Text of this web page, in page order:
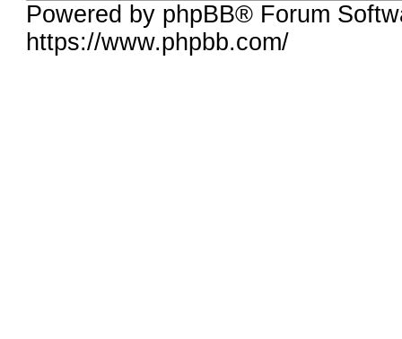
Powered by phpBB® Forum
https://www.phpbb.com/